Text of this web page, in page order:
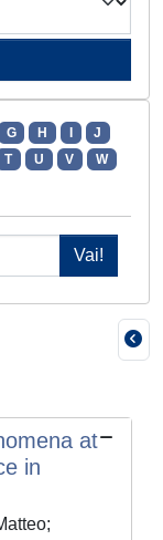
G H
J
T U V
W
at
in